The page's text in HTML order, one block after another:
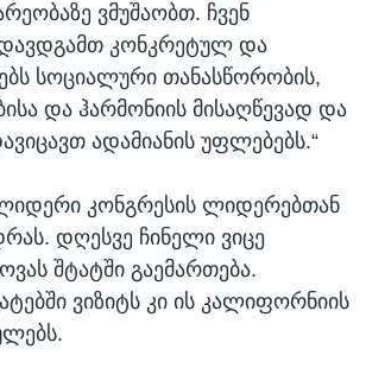
ვმუშაობთ. ჩვენ
კონკრეტულ და
სოციალური თანასწორობის,
და ჰარმონიის მისაღწევად და
ადამიანის უფლებებს.“
კონგრესის ლიდერებთან
დღესვე ჩინელი ვიცე
შტატში გაემართება.
ვიზიტს კი ის კალიფორნიის